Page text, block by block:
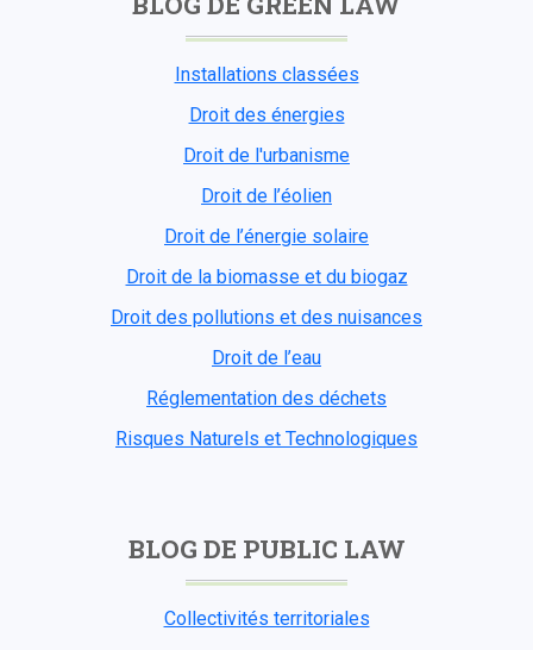
Installations classées
Droit des énergies
Droit de l'urbanisme
Droit de l’éolien
Droit de l’énergie solaire
Droit de la biomasse et du biogaz
Droit des pollutions et des nuisances
Droit de l’eau
Réglementation des déchets
Risques Naturels et Technologiques
BLOG DE PUBLIC LAW
Collectivités territoriales